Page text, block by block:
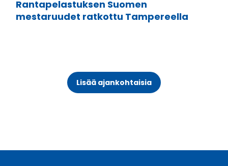
Rantapelastuksen Suomen
mestaruudet ratkottu Tampereella
Lisää ajankohtaisia